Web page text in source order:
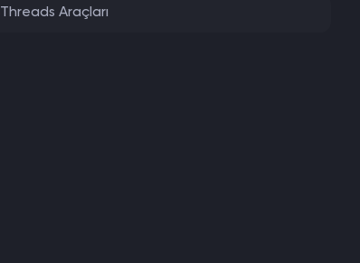
Threads Araçları